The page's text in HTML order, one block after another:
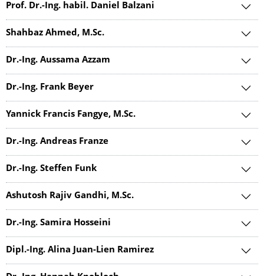
Prof. Dr.-Ing. habil. Daniel Balzani
Shahbaz Ahmed, M.Sc.
Dr.-Ing. Aussama Azzam
Dr.-Ing. Frank Beyer
Yannick Francis Fangye, M.Sc.
Dr.-Ing. Andreas Franze
Dr.-Ing. Steffen Funk
Ashutosh Rajiv Gandhi, M.Sc.
Dr.-Ing. Samira Hosseini
Dipl.-Ing. Alina Juan-Lien Ramirez